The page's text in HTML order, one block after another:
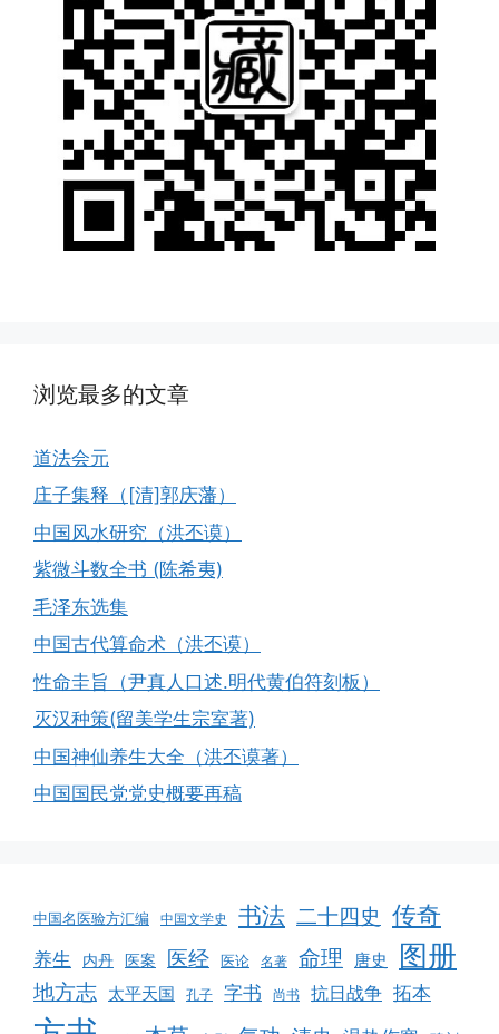
浏览最多的文章
道法会元
庄子集释（[清]郭庆藩）
中国风水研究（洪丕谟）
紫微斗数全书 (陈希夷)
毛泽东选集
中国古代算命术（洪丕谟）
性命圭旨（尹真人口述.明代黄伯符刻板）
灭汉种策(留美学生宗室著)
中国神仙养生大全（洪丕谟著）
中国国民党党史概要再稿
中国名医验方汇编 中国文学史 书法 二十四史 传奇
养生 内丹 医案 医经 医论 名著 命理 唐史 图册
地方志 太平天国 孔子 字书 尚书 抗日战争 拓本